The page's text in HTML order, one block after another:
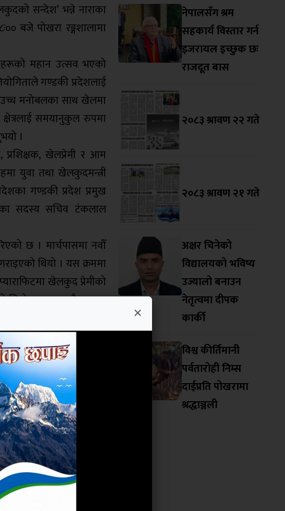
सन्देश’ भन्ने नाराका
बजे पोखरा रङ्गशालामा
महान उत्सव भएको
गण्डकी प्रदेशलाई
उच्च मनोबलका साथ खेलमा
समयानुकुल रुपमा
।
प्रशिक्षक, खेलप्रेमी र आम
युवा तथा खेलकुदमन्त्री
गण्डकी प्रदेश प्रमुख
सदस्य सचिव टंकलाल
छ । मार्चपासमा नवौँ
थियो । यस क्रममा
खेलकुद प्रेमीको
थियो । उद्घाटनकै क्रममा
राष्ट्रिय खेलकुदको झण्डा
गरिएको छ । मन्त्री
गुरुयोजना लगायतका
खेलको विकासका लागि
यस प्रतियोगितामा
एवं अन्तर्राष्ट्रिय रुपमा
समग्र गण्डकी प्रदेशका
बताउनुभयो । खेलका
नेपालसँग श्रम
सहकार्य विस्तार गर्न
इजरायल इच्छुक छः
राजदूत बास
२०८३ श्रावण २२ गते
२०८३ श्रावण २१ गते
अक्षर चिनेको
विद्यालयको भविष्य
उज्यालो बनाउन
नेतृत्वमा दीपक
कार्की
विश्व कीर्तिमानी
पर्वतारोही निम्स
दाईप्रति पोखरामा
श्रद्धाञ्जली
×